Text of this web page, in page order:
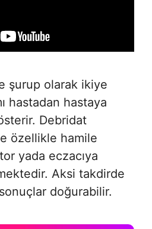
şurup olarak ikiye
hastadan hastaya
Debridat
özellikle hamile
yada eczacıya
Aksi takdirde
doğurabilir.